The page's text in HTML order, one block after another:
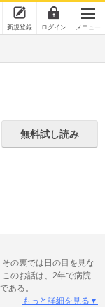
新規登録 ログイン メニュー
無料試し読み
の裏では日の目を見な
のお話は、2年で病院
ある。
もっと詳細を見る▼